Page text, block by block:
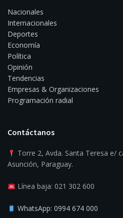
Nacionales
Internacionales
Deportes
Economía
Política
Opinión
Tendencias
Empresas & Organizaciones
Programación radial
Contáctanos
Torre 2, Avda. Santa Teresa e/
Asunción, Paraguay.
Línea baja: 021 302 600
WhatsApp: 0994 674 000